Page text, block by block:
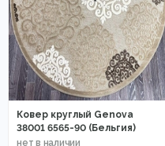
Ковер круглый Genova
38001 6565-90 (Бельгия)